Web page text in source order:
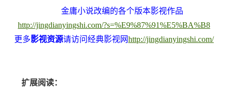
金庸小说改编的各个版本影视作品
http://jingdianyingshi.com/?s=%E9%87%91%E5%BA%B8
更多影视资源请访问经典影视网http://jingdianyingshi.com/
扩展阅读：